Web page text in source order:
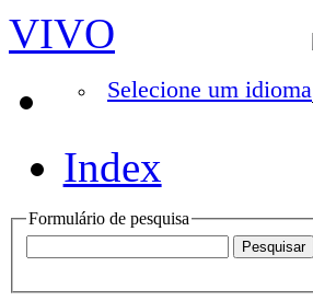
VIVO
Selecione um idioma
Index
Formulário de pesquisa